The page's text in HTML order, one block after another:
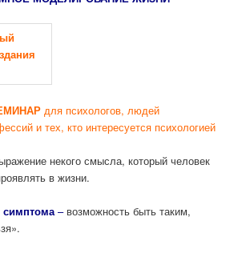
для психологов, людей
и тех, кто интересуется психологией
некого смысла, который человек
в жизни.
–возможность быть таким,